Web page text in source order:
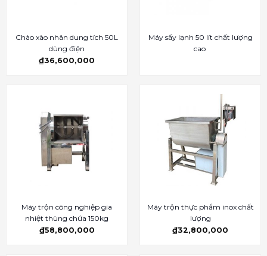
Chào xào nhân dung tích 50L
dùng điện
₫36,600,000
Máy sấy lạnh 50 lít chất lượng
cao
Máy trộn công nghiệp gia
nhiệt thùng chứa 150kg
₫58,800,000
Máy trộn thực phẩm inox chất
lượng
₫32,800,000